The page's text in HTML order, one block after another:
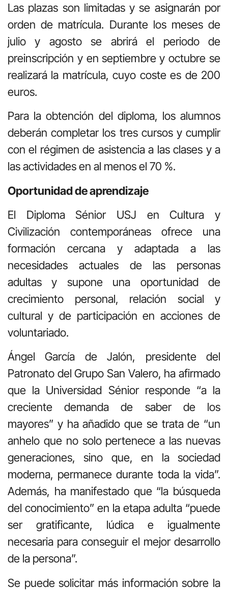
Las plazas son limitadas y se asignarán por
orden de matrícula. Durante los meses de
julio y agosto se abrirá el periodo de
preinscripción y en septiembre y octubre se
realizará la matrícula, cuyo coste es de 200
euros.
Para la obtención del diploma, los alumnos
deberán completar los tres cursos y cumplir
con el régimen de asistencia a las clases y a
las actividades en al menos el 70 %.
Oportunidad de aprendizaje
El Diploma Sénior USJ en Cultura y
Civilización contemporáneas ofrece una
formación cercana y adaptada a las
necesidades actuales de las personas
adultas y supone una oportunidad de
crecimiento personal, relación social y
cultural y de participación en acciones de
voluntariado.
Ángel García de Jalón, presidente del
Patronato del Grupo San Valero, ha afirmado
que la Universidad Sénior responde “a la
creciente demanda de saber de los
mayores” y ha añadido que se trata de “un
anhelo que no solo pertenece a las nuevas
generaciones, sino que, en la sociedad
moderna, permanece durante toda la vida”.
Además, ha manifestado que “la búsqueda
del conocimiento” en la etapa adulta “puede
ser gratificante, lúdica e igualmente
necesaria para conseguir el mejor desarrollo
de la persona”.
Se puede solicitar más información sobre la